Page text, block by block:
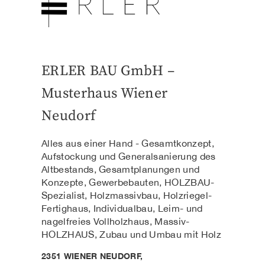
ERLER BAU GmbH –
Musterhaus Wiener
Neudorf
Alles aus einer Hand - Gesamtkonzept,
Aufstockung und Generalsanierung des
Altbestands, Gesamtplanungen und
Konzepte, Gewerbebauten, HOLZBAU-
Spezialist, Holzmassivbau, Holzriegel-
Fertighaus, Individualbau, Leim- und
nagelfreies Vollholzhaus, Massiv-
HOLZHAUS, Zubau und Umbau mit Holz
2351 WIENER NEUDORF,